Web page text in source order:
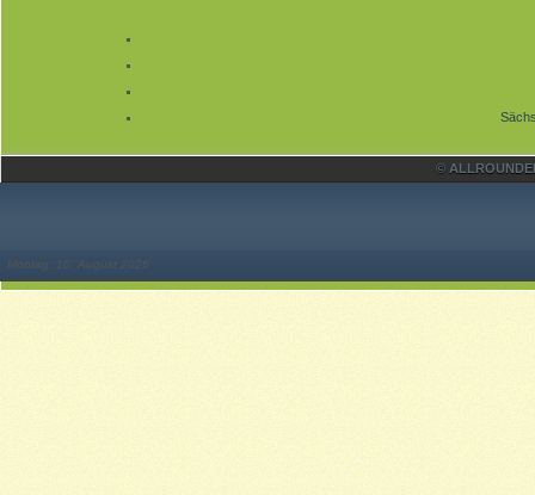
©
Montag, 10. August 2026